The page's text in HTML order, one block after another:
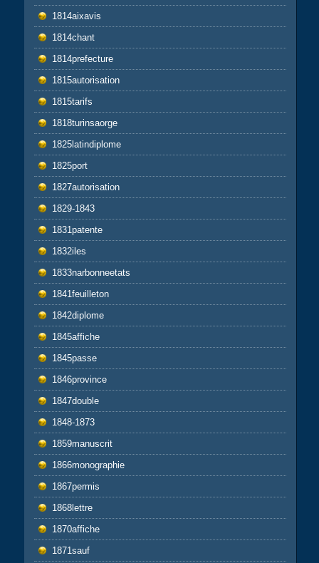
1814aixavis
1814chant
1814prefecture
1815autorisation
1815tarifs
1818turinsaorge
1825latindiplome
1825port
1827autorisation
1829-1843
1831patente
1832iles
1833narbonneetats
1841feuilleton
1842diplome
1845affiche
1845passe
1846province
1847double
1848-1873
1859manuscrit
1866monographie
1867permis
1868lettre
1870affiche
1871sauf